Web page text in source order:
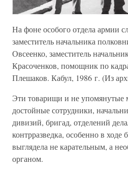
На фоне особого отдела армии
заместитель начальника
Овсеенко, заместитель
Красоченков, помощник по
Плешаков. Кабул, 1986 г. (Из
Эти товарищи и не упомянутые
достойные сотрудники,
дивизий, бригад, отделений
контрразведка, особенно в ходе
выглядела не карательным, а
органом.